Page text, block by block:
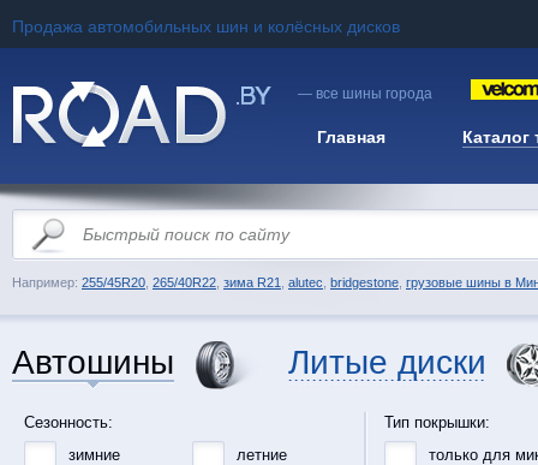
Продажа автомобильных шин и колёсных дисков
— все шины города
Главная Каталог
Например: 255/45R20 265/40R22 зима R21 alutec bridgestone грузовые шины в
Автошины Литые диски
Сезонность:
зимние
летние
Тип покрышки:
только для